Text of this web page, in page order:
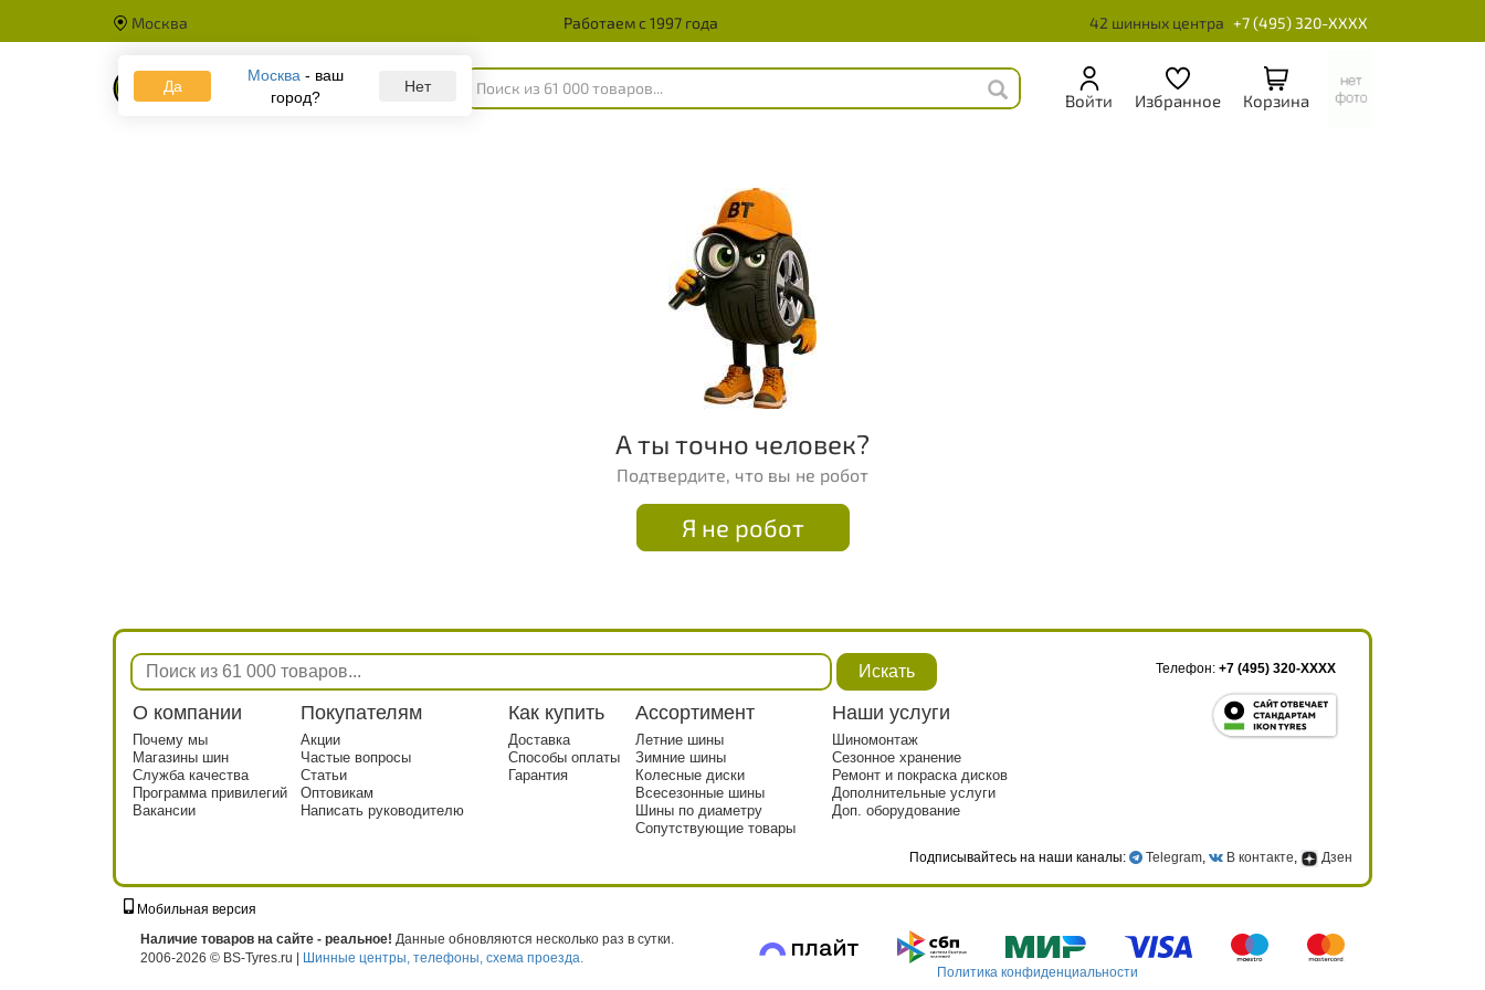
Москва Работаем с 1997 года 42 шинных центра +7 (495) 320-XXXX
Да
Москва - ваш
город?
Нет
Каталог
Войти Избранное Корзина
А ты точно человек?
Подтвердите, что вы не робот
Я не робот
Искать
О компании
Почему мы
Магазины шин
Служба качества
Программа привилегий
Вакансии
Покупателям
Акции
Частые вопросы
Статьи
Оптовикам
Написать руководителю
Как купить
Доставка
Способы оплаты
Гарантия
Ассортимент
Летние шины
Зимние шины
Колесные диски
Всесезонные шины
Шины по диаметру
Сопутствующие товары
Наши услуги
Шиномонтаж
Сезонное хранение
Ремонт и покраска дисков
Дополнительные услуги
Доп. оборудование
Телефон: +7 (495) 320-XXXX
Подписывайтесь на наши каналы: Telegram, В контакте, Дзен
Мобильная версия
Наличие товаров на сайте - реальное! Данные обновляются несколько раз в сутки.
2006-2026 © BS-Tyres.ru |
Шинные центры, телефоны, схема проезда.
Политика конфиденциальности